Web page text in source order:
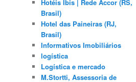
Hotéis Ibis | Rede Accor (RS,
Brasil)
Hotel das Paineiras (RJ,
Brasil)
Informativos Imobiliários
logística
Logística e mercado
M.Stortti, Assessoria de